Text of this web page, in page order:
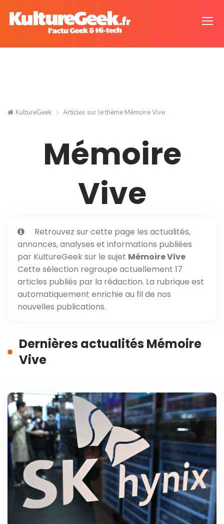
KultureGeek Articles sur le thème Mémoire Vive
Mémoire
Vive
Retrouvez sur cette page les actualités,
annonces, analyses et informations publiées
par KultureGeek sur le sujet Mémoire Vive
Cette sélection regroupe actuellement 17
articles publiés par la rédaction. La rubrique est
automatiquement enrichie au fil de nos
nouvelles publications.
Dernières actualités Mémoire
Vive